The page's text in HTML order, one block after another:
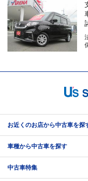
お近くのお店から中古車を探
車種から中古車を探す
中古車特集